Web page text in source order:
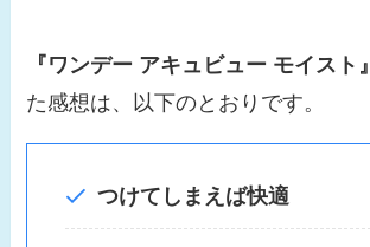
『ワンデー アキュビュー モイスト』
た感想は、以下のとおりです。
つけてしまえば快適